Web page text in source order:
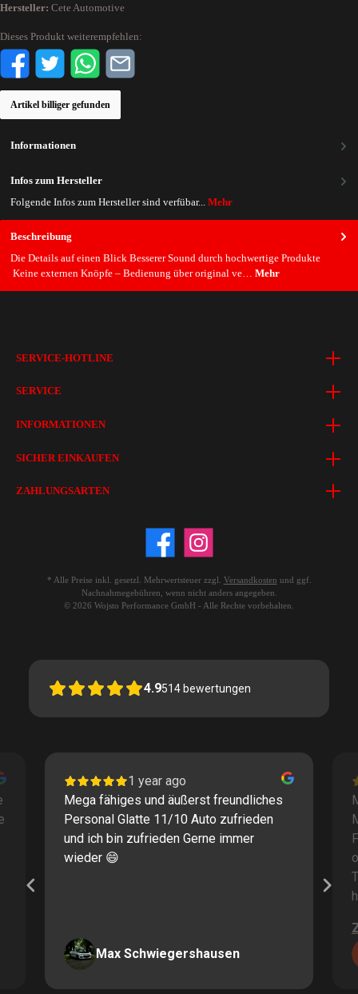
Hersteller: Cete Automotive
Dieses Produkt weiterempfehlen:
Artikel billiger gefunden
Beschreibung
Die Details auf einen Blick Besserer Sound durch hochwertige Produkte
Keine externen Knöpfe – Bedienung über original ve… Mehr
Informationen
Infos zum Hersteller
Folgende Infos zum Hersteller sind verfübar... Mehr
SERVICE-HOTLINE
SERVICE
INFORMATIONEN
SICHER EINKAUFEN
ZAHLUNGSARTEN
* Alle Preise inkl. gesetzl. Mehrwertsteuer zzgl. Versandkosten und ggf.
Nachnahmegebühren, wenn nicht anders angegeben.
© 2026 Wojsto Performance GmbH - Alle Rechte vorbehalten.
4.9514 bewertungen
1 year ago
Mega fähiges und äußerst freundliches
Personal Glatte 11/10 Auto zufrieden
und ich bin zufrieden Gerne immer
wieder 😄
Max Schwiegershausen